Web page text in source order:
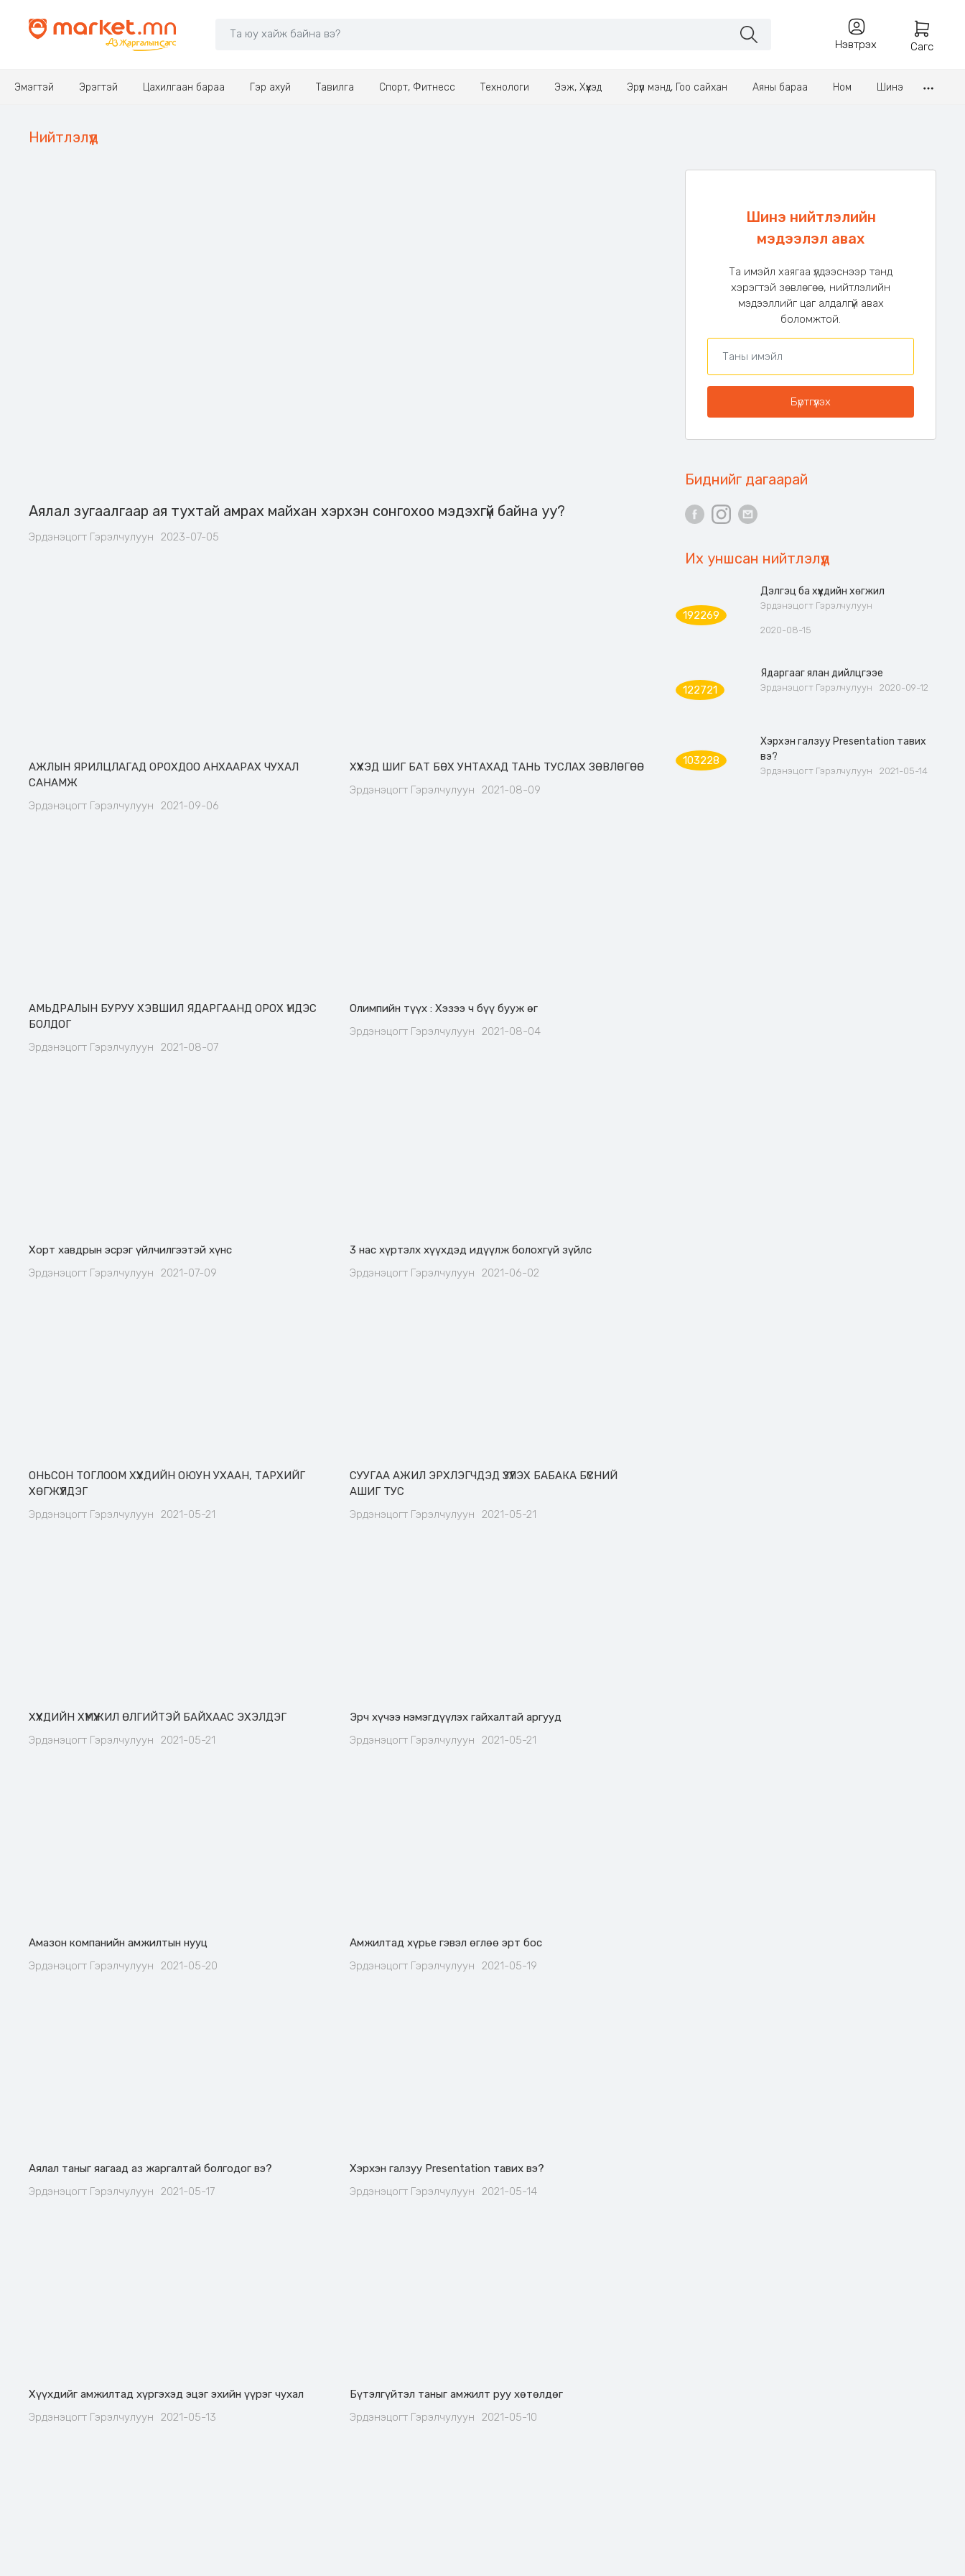
Нэвтрэх Сагс
Эмэгтэй Эрэгтэй Цахилгаан бараа Гэр ахуй Тавилга Спорт, Фитнесс Технологи Ээж, Хүүхэд Эрүүл мэнд, Гоо сайхан Аяны бараа Ном Шинэ
Нийтлэлүүд
Аялал зугаалгаар ая тухтай амрах майхан хэрхэн сонгохоо мэдэхгүй байна уу?
Эрдэнэцогт Гэрэлчулуун 2023-07-05
АЖЛЫН ЯРИЛЦЛАГАД ОРОХДОО АНХААРАХ ЧУХАЛ
САНАМЖ
Эрдэнэцогт Гэрэлчулуун
2021-09-06
ХҮҮХЭД ШИГ БАТ БӨХ УНТАХАД ТАНЬ ТУСЛАХ ЗӨВЛӨГӨӨ
Эрдэнэцогт Гэрэлчулуун
2021-08-09
АМЬДРАЛЫН БУРУУ ХЭВШИЛ ЯДАРГААНД ОРОХ ҮНДЭС
БОЛДОГ
Эрдэнэцогт Гэрэлчулуун
2021-08-07
Олимпийн түүх : Хэзээ ч бүү бууж өг
Эрдэнэцогт Гэрэлчулуун
2021-08-04
Хорт хавдрын эсрэг үйлчилгээтэй хүнс
Эрдэнэцогт Гэрэлчулуун
2021-07-09
3 нас хүртэлх хүүхдэд идүүлж болохгүй зүйлс
Эрдэнэцогт Гэрэлчулуун
2021-06-02
ОНЬСОН ТОГЛООМ ХҮҮХДИЙН ОЮУН УХААН, ТАРХИЙГ
ХӨГЖҮҮЛДЭГ
Эрдэнэцогт Гэрэлчулуун
2021-05-21
СУУГАА АЖИЛ ЭРХЛЭГЧДЭД ҮЗҮҮЛЭХ БАБАКА БҮСНИЙ
АШИГ ТУС
Эрдэнэцогт Гэрэлчулуун
2021-05-21
ХҮҮХДИЙН ХҮМҮҮЖИЛ ӨЛГИЙТЭЙ БАЙХААС ЭХЭЛДЭГ
Эрдэнэцогт Гэрэлчулуун
2021-05-21
Эрч хүчээ нэмэгдүүлэх гайхалтай аргууд
Эрдэнэцогт Гэрэлчулуун
2021-05-21
Амазон компанийн амжилтын нууц
Эрдэнэцогт Гэрэлчулуун
2021-05-20
Амжилтад хүрье гэвэл өглөө эрт бос
Эрдэнэцогт Гэрэлчулуун
2021-05-19
Аялал таныг яагаад аз жаргалтай болгодог вэ?
Эрдэнэцогт Гэрэлчулуун
2021-05-17
Хэрхэн галзуу Presentation тавих вэ?
Эрдэнэцогт Гэрэлчулуун
2021-05-14
Хүүхдийг амжилтад хүргэхэд эцэг эхийн үүрэг чухал
Эрдэнэцогт Гэрэлчулуун
2021-05-13
Бүтэлгүйтэл таныг амжилт руу хөтөлдөг
Эрдэнэцогт Гэрэлчулуун
2021-05-10
Шинэ нийтлэлийн
мэдээлэл авах
Та имэйл хаягаа үлдээснээр танд
хэрэгтэй зөвлөгөө, нийтлэлийн
мэдээллийг цаг алдалгүй авах
боломжтой.
Биднийг дагаарай
Их уншсан нийтлэлүүд
192269
Дэлгэц ба хүүхдийн хөгжил
Эрдэнэцогт Гэрэлчулуун
2020-08-15
122721
Ядаргааг ялан дийлцгээе
Эрдэнэцогт Гэрэлчулуун 2020-09-12
103228
Хэрхэн галзуу Presentation тавих
вэ?
Эрдэнэцогт Гэрэлчулуун 2021-05-14